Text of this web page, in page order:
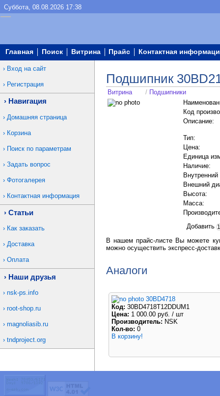
Суббота, 08.08.2026 17:38
Главная Поиск Витрина Прайс Контактная
Вход на сайт
Регистрация
Навигация
Домашняя страница
Корзина
Поиск по параметрам
Задать вопрос
Фотогалерея
Контактная информация
Статьи
Как заказать
Доставка
Оплата
Наши друзья
nsk-ps.info
root-shop.ru
magnoliasib.ru
tndproject.org
Подшипник
Витрина / Подшипники
Код
Описание:
Тип:
Цена:
Единица
Наличие:
Внешний
Высота:
Масса:
Добавить
В нашем прайс-листе Вы можете
можно осуществить экспресс-
Аналоги
30BD4718
Код: 30BD4718T12DDUM1
Цена: 1 000.00 руб. / шт
Производитель: NSK
Кол-во: 0
В корзину!